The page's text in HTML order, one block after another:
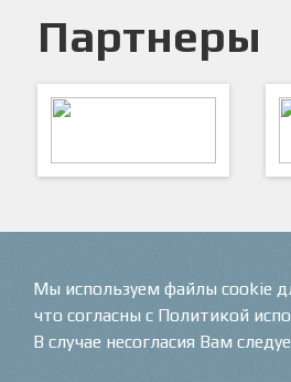
Партнеры
Мы используем файлы cookie
что согласны с Политикой
В случае несогласия Вам